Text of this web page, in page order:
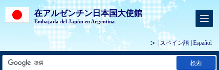
在アルゼンチン日本国大使館
Embajada del Japón en Argentina
| スペイン語 | Español
検索